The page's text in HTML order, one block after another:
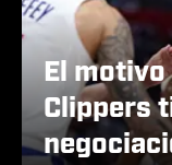
El motivo
Clippers